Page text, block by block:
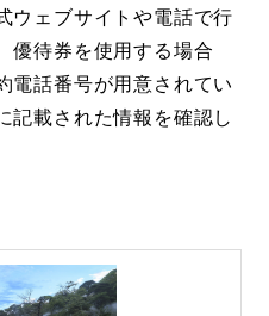
ウェブサイトや電話で行
優待券を使用する場合
電話番号が用意されてい
記載された情報を確認し